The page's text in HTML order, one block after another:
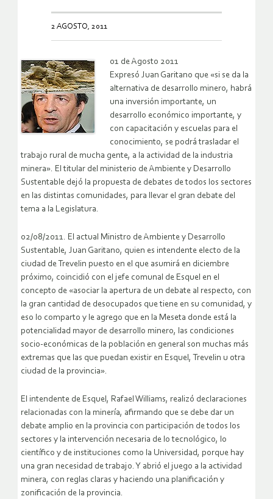
2 AGOSTO, 2011
01 de Agosto 2011
Expresó Juan Garitano que «si se da la
alternativa de desarrollo minero, habrá
una inversión importante, un
desarrollo económico importante, y
con capacitación y escuelas para el
conocimiento, se podrá trasladar el
trabajo rural de mucha gente, a la actividad de la industria
minera». El titular del ministerio de Ambiente y Desarrollo
Sustentable dejó la propuesta de debates de todos los sectores
en las distintas comunidades, para llevar el gran debate del
tema a la Legislatura.
02/08/2011. El actual Ministro de Ambiente y Desarrollo
Sustentable, Juan Garitano, quien es intendente electo de la
ciudad de Trevelin puesto en el que asumirá en diciembre
próximo, coincidió con el jefe comunal de Esquel en el
concepto de «asociar la apertura de un debate al respecto, con
la gran cantidad de desocupados que tiene en su comunidad, y
eso lo comparto y le agrego que en la Meseta donde está la
potencialidad mayor de desarrollo minero, las condiciones
socio-económicas de la población en general son muchas más
extremas que las que puedan existir en Esquel, Trevelin u otra
ciudad de la provincia».
El intendente de Esquel, Rafael Williams, realizó declaraciones
relacionadas con la minería, afirmando que se debe dar un
debate amplio en la provincia con participación de todos los
sectores y la intervención necesaria de lo tecnológico, lo
científico y de instituciones como la Universidad, porque hay
una gran necesidad de trabajo. Y abrió el juego a la actividad
minera, con reglas claras y haciendo una planificación y
zonificación de la provincia.